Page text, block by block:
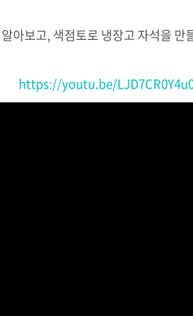
알아보고, 색점토로 냉장고 자석을 만
https://youtu.be/